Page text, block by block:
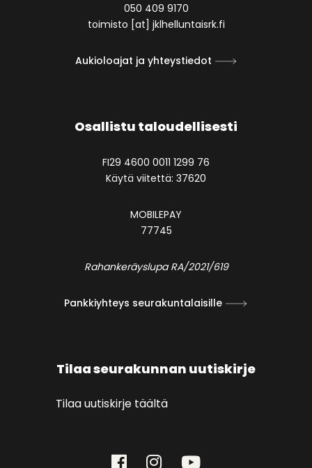
050 409 9170
toimisto [at] jklhelluntaisrk.fi
Aukioloajat ja yhteystiedot
Osallistu taloudellisesti
FI29 4600 0011 1299 76
Käytä viitettä: 37620
MOBILEPAY
77745
Rahankeräyslupa RA/2021/619
Pankkiyhteys seurakuntalaisille
Tilaa seurakunnan uutiskirje
Tilaa uutiskirje täältä